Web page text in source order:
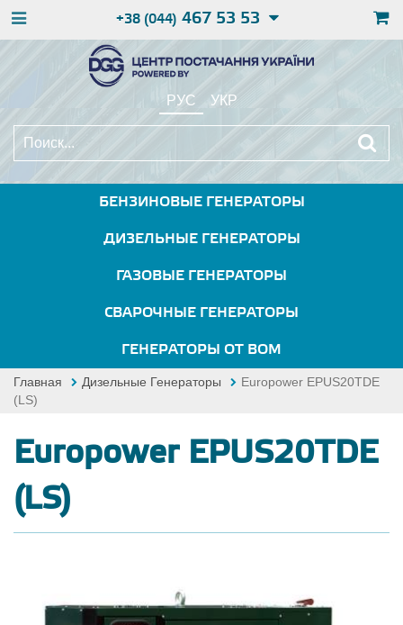
+38 (044) 467 53 53
РУС УКР
БЕНЗИНОВЫЕ ГЕНЕРАТОРЫ
ДИЗЕЛЬНЫЕ ГЕНЕРАТОРЫ
ГАЗОВЫЕ ГЕНЕРАТОРЫ
СВАРОЧНЫЕ ГЕНЕРАТОРЫ
ГЕНЕРАТОРЫ ОТ ВОМ
Главная Дизельные Генераторы
Europower EPUS20TDE
(LS)
Europower EPUS20TDE
(LS)